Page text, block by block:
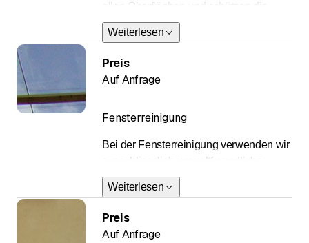
allen Oberflächen und schützen die
Fassade nach der Reinigung nachhaltig.
Weiterlesen
Fensterreinigung
Bei der Fensterreinigung verwenden wir
ausschliesslich umweltfreundliche
Produkte. So werden die Glasflächen
gründlich und schonend zugleich
gereinigt und man vermeidet so
langfristig grössere Schäden
Weiterlesen
Preis
Auf Anfrage
Preis
Auf Anfrage